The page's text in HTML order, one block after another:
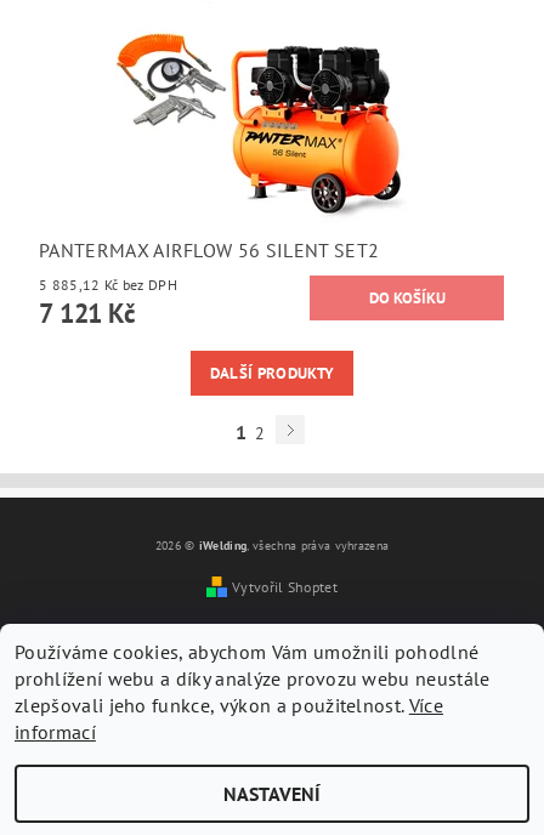
PANTERMAX AIRFLOW 56 SILENT SET2
5 885,12 Kč bez DPH
7 121 Kč
DALŠÍ PRODUKTY
1 2
2026 © iWelding, všechna práva vyhrazena
Vytvořil Shoptet
Používáme cookies, abychom Vám umožnili pohodlné
prohlížení webu a díky analýze provozu webu neustále
zlepšovali jeho funkce, výkon a použitelnost. Více
informací
NASTAVENÍ